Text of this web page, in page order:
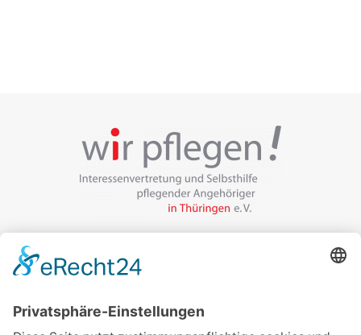
Veranstalter:
wir pflegen in Thüringen e.V.
99085 Erfurt